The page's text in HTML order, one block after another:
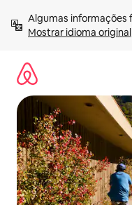
para
Mostrar idioma original